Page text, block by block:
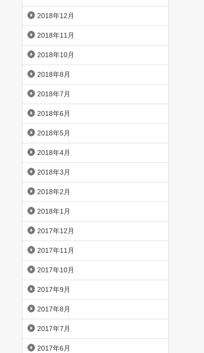
2018年12月
2018年11月
2018年10月
2018年8月
2018年7月
2018年6月
2018年5月
2018年4月
2018年3月
2018年2月
2018年1月
2017年12月
2017年11月
2017年10月
2017年9月
2017年8月
2017年7月
2017年6月